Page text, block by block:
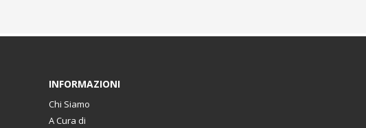
INFORMAZIONI
Chi Siamo
A Cura di